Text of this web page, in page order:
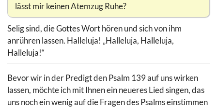
lässt mir keinen Atemzug Ruhe?
Selig sind, die Gottes Wort hören und sich von ihm
anrühren lassen. Halleluja! „Halleluja, Halleluja,
Halleluja!“
Bevor wir in der Predigt den Psalm 139 auf uns wirken
lassen, möchte ich mit Ihnen ein neueres Lied singen, das
uns noch ein wenig auf die Fragen des Psalms einstimmen